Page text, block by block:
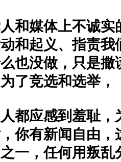
和媒体上不诚实
和起义、指责我
也没做，只是撒
了竞选和选举，
都应感到羞耻，
你有新闻自由，
一，任何用叛乱